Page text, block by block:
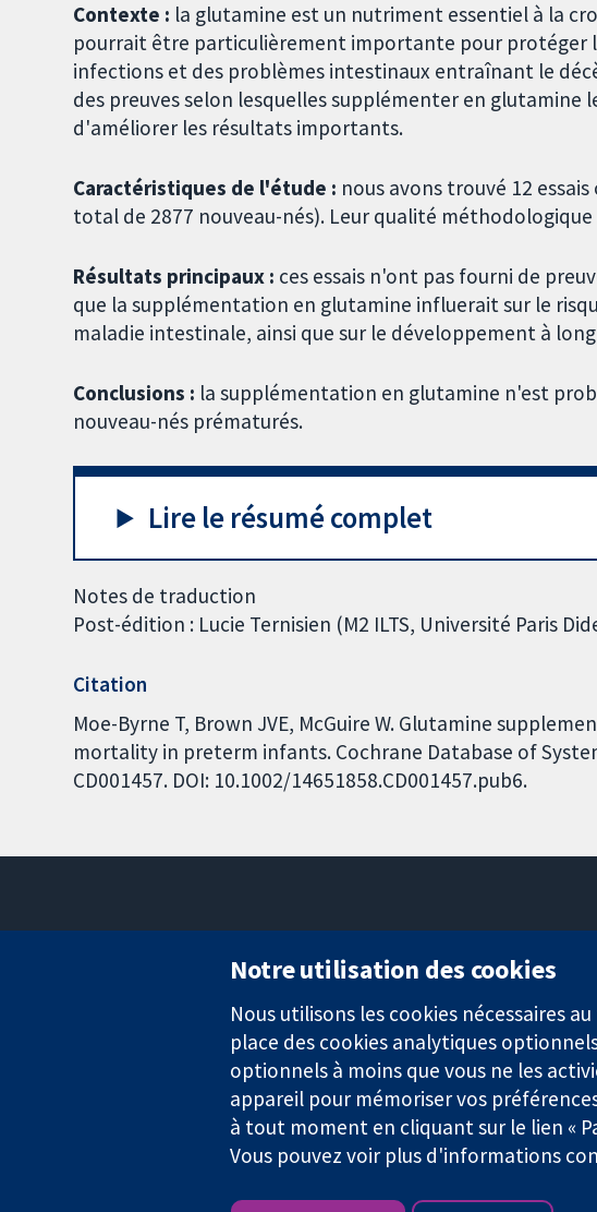
Contexte : la glutamine est un nutriment essentiel à la
pourrait être particulièrement importante pour protéger
infections et des problèmes intestinaux entraînant le
des preuves selon lesquelles supplémenter en glutamine
d'améliorer les résultats importants.
Caractéristiques de l'étude : nous avons trouvé 12
total de 2877 nouveau-nés). Leur qualité
Résultats principaux : ces essais n'ont pas fourni de
que la supplémentation en glutamine influerait sur le
maladie intestinale, ainsi que sur le développement à
Conclusions : la supplémentation en glutamine n'est
nouveau-nés prématurés.
Lire le résumé complet
Notes de traduction
Post-édition : Lucie Ternisien (M2 ILTS, Université Paris
Citation
Moe-Byrne T, Brown JVE, McGuire W. Glutamine
mortality in preterm infants. Cochrane Database of
CD001457. DOI: 10.1002/14651858.CD001457.pub6.
Londres
W1G0AN
Royaume-
La Collaboration Cochrane est une association caritative (n° 1045921) et une
Notre utilisation des cookies
Nous utilisons les cookies nécessaires
place des cookies analytiques
optionnels à moins que vous ne les
appareil pour mémoriser vos
à tout moment en cliquant sur le lien «
Vous pouvez voir plus d'informations